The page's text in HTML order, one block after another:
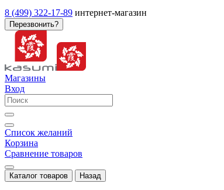
8 (499) 322-17-89 интернет-магазин
Перезвонить?
Магазины
Вход
Список желаний
Корзина
Сравнение товаров
Каталог товаров Назад